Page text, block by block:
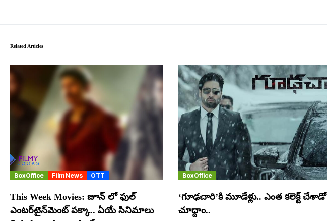
Related Articles
BoxOffice Film News OTT
This Week Movies: జూన్ లో ఫుల్
ఎంట‌ర్‌టైన్‌మెంట్ ప‌క్కా.. ఏయే సినిమాలు
BoxOffice
‘గూఢచారి’కి మూడేళ్లు.. ఎంత కలెక్ట్ చేశాడో
చూద్దాం..